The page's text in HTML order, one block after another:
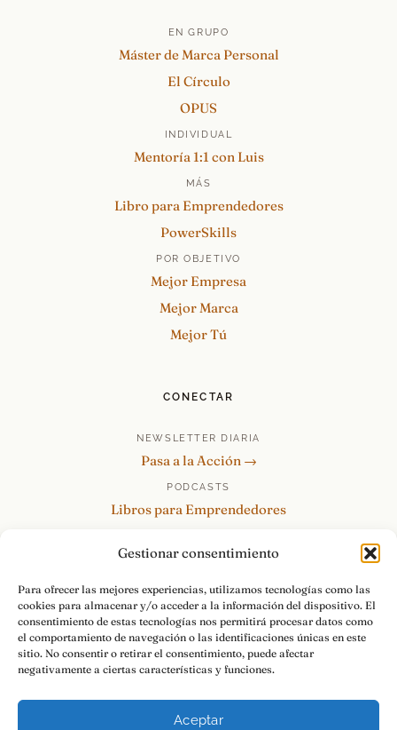
Gestionar consentimiento
Para ofrecer las mejores experiencias, utilizamos tecnologías como las
cookies para almacenar y/o acceder a la información del dispositivo. El
consentimiento de estas tecnologías nos permitirá procesar datos como
el comportamiento de navegación o las identificaciones únicas en este
sitio. No consentir o retirar el consentimiento, puede afectar
negativamente a ciertas características y funciones.
Aceptar
EN GRUPO
Máster de Marca Personal
El Círculo
OPUS
INDIVIDUAL
Mentoría 1:1 con Luis
MÁS
Libro para Emprendedores
PowerSkills
POR OBJETIVO
Mejor Empresa
Mejor Marca
Mejor Tú
CONECTAR
NEWSLETTER DIARIA
Pasa a la Acción →
PODCASTS
Libros para Emprendedores
re:Invéntate / PowerSkills
MENTOR360
HABLAMOS
Contacto y consultas →